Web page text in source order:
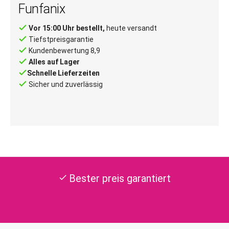
Funfanix
done Vor 15:00 Uhr bestellt, heute versandt
done Tiefstpreisgarantie
done Kundenbewertung 8,9
done Alles auf Lager
doneSchnelle Lieferzeiten
done Sicher und zuverlässig
check Bester preis garantiert